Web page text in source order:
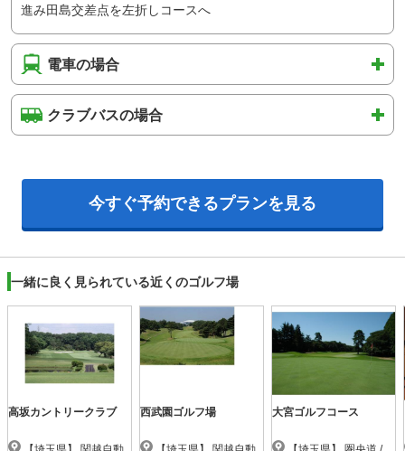
進み田島交差点を左折しコースへ
電車の場合
クラブバスの場合
今すぐ予約できるプランを見る
一緒に良く見られている近くのゴルフ場
高坂カントリークラブ 西武園ゴルフ場 大宮ゴルフコース